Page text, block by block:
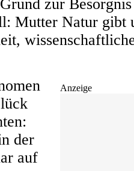
zur
Mutter Natur gibt
Anzeige
der
auf